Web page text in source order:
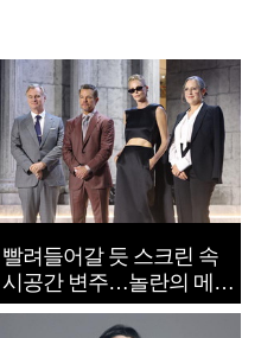
빨려들어갈 듯 스크린 속
시공간 변주…놀란의 메시
지는 ‘전쟁 속죄’